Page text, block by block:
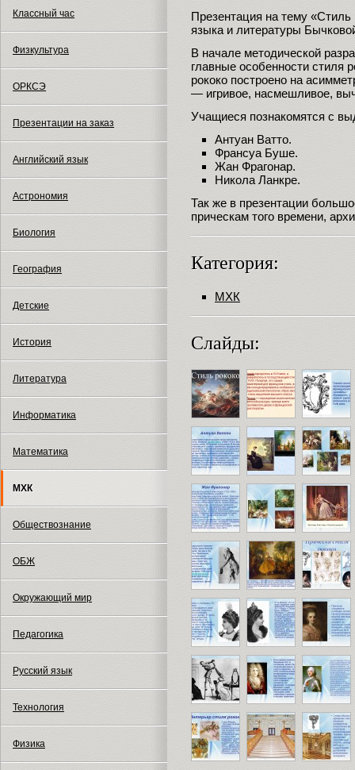
Классный час
Физкультура
ОРКСЭ
Презентации на заказ
Английский язык
Астрономия
Биология
География
Детские
История
Литература
Информатика
Математика
МХК
Обществознание
ОБЖ
Окружающий мир
Педагогика
Русский язык
Технология
Физика
Презентация на тему «Стиль
языка и литературы
В начале методической
главные особенности стиля
рококо построено на
— игривое, насмешливое,
Учащиеся познакомятся с
Антуан Ватто.
Франсуа Буше.
Жан Фрагонар.
Никола Ланкре.
Так же в презентации
прическам того времени,
Категория:
МХК
Слайды: